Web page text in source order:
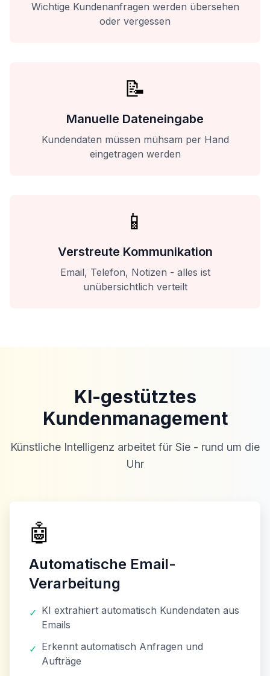
Wichtige Kundenanfragen werden übersehen
oder vergessen
📝
Manuelle Dateneingabe
Kundendaten müssen mühsam per Hand
eingetragen werden
📱
Verstreute Kommunikation
Email, Telefon, Notizen - alles ist
unübersichtlich verteilt
KI-gestütztes
Kundenmanagement
Künstliche Intelligenz arbeitet für Sie - rund um die
Uhr
🤖
Automatische Email-
Verarbeitung
✓ KI extrahiert automatisch Kundendaten aus
Emails
✓ Erkennt automatisch Anfragen und
Aufträge